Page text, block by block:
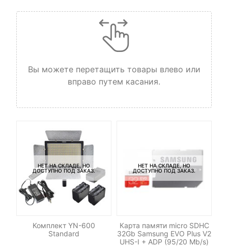
Вы можете перетащить товары влево или
вправо путем касания.
НЕТ НА СКЛАДЕ, НО
ДОСТУПНО ПОД ЗАКАЗ.
Комплект YN-600
Standard
НЕТ НА СКЛАДЕ, НО
ДОСТУПНО ПОД ЗАКАЗ.
Карта памяти micro SDHC
32Gb Samsung EVO Plus V2
UHS-I + ADP (95/20 Mb/s)